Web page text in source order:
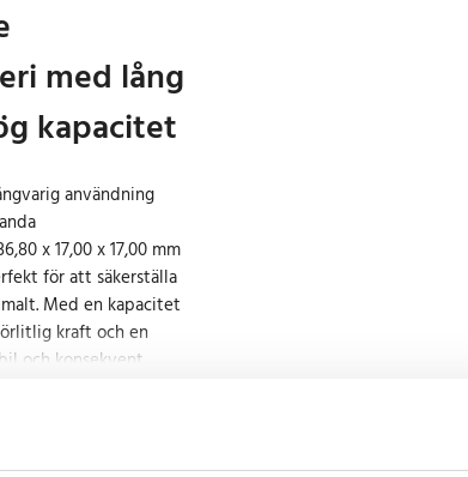
med lång
kapacitet
användning
x 17,00 x 17,00 mm
för att säkerställa
Med en kapacitet
kraft och en
och konsekvent